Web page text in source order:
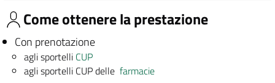
Come ottenere la prestazione
Con prenotazione
agli sportelli CUP
agli sportelli CUP dellefarmacie